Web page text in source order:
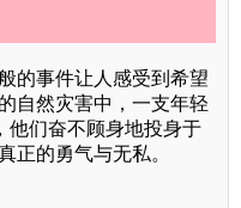
的事件让人感受到希望
自然灾害中，一支年轻
他们奋不顾身地投身于
正的勇气与无私。